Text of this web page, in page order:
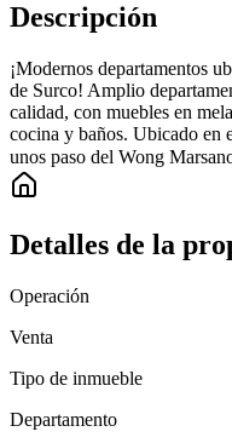
Descripción
¡Modernos departamentos
de Surco! Amplio
calidad, con muebles en
cocina y baños. Ubicado en
unos paso del Wong
Detalles de la
Operación
Venta
Tipo de inmueble
Departamento